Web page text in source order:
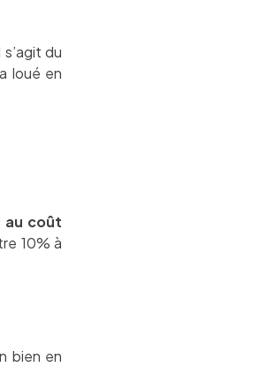
du
loué en
au coût
10% à
bien en